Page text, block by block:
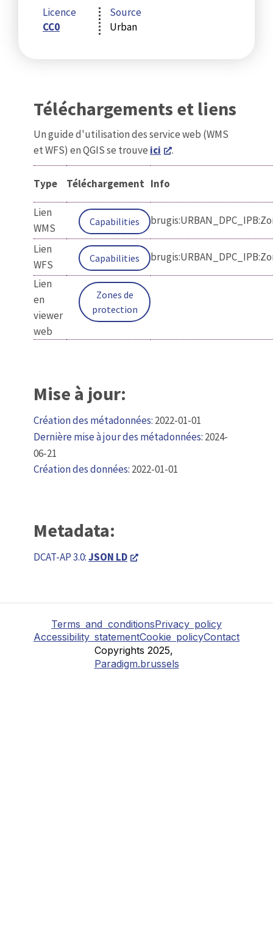
Licence
CC0
Source
Urban
Téléchargements et liens
Un guide d'utilisation des service web (WMS
et WFS) en QGIS se trouve ici .
Type Téléchargement Info
Lien
WMS
Capabilities
Lien
WFS
Capabilities
Lien
en
viewer
web
Zones de
protection
Mise à jour:
Création des métadonnées: 2022-01-01
Dernière mise à jour des métadonnées: 2024-
06-21
Création des données: 2022-01-01
Metadata:
DCAT-AP 3.0:JSON LD
Terms and conditionsPrivacy policy
Accessibility statementCookie policyContact
Copyrights 2025,
Paradigm.brussels